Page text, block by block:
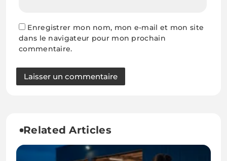
Enregistrer mon nom, mon e-mail et mon site
dans le navigateur pour mon prochain
commentaire.
Related Articles